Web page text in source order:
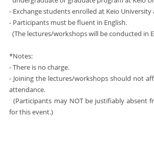
- Exchange students enrolled at Keio University
- Participants must be fluent in English.
(The lectures/workshops will be conducted in
*Notes:
- There is no charge.
- Joining the lectures/workshops should not
attendance.
(Participants may NOT be justifiably absent
for this event.)